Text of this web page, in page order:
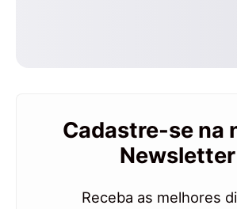
Cadastre-se na
Newsletter
Receba as melhores